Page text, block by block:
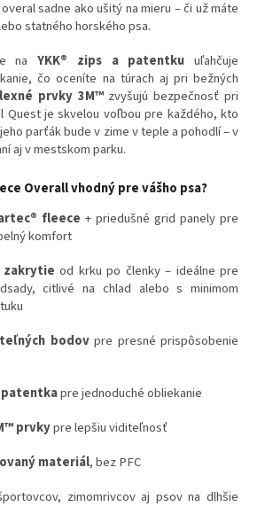
sadne ako ušitý na mieru – či už máte
statného horského psa.
naYKK® zips a patentku uľahčuje
čo oceníte na túrach aj pri bežných
prvky 3M™zvyšujú bezpečnosť pri
Quest je skvelou voľbou pre každého, kto
parťák bude v zime v teple a pohodlí – v
aj v mestskom parku.
Overall vhodný pre vášho psa?
fleece + priedušné grid panely pre
komfort
od krku po členky – ideálne pre
citlivé na chlad alebo s minimom
bodovpre presné prispôsobenie
patentkapre jednoduché obliekanie
prvkypre lepšiu viditeľnosť
materiál, bez PFC
zimomrivcov aj psov na dlhšie